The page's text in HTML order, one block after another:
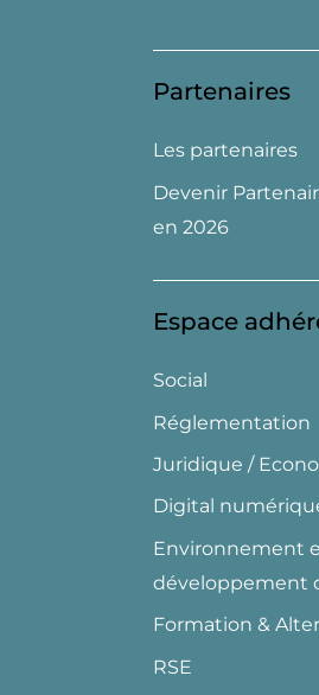
Partenaires
Les partenaires
Devenir
en 2026
Espace
Social
Réglementation
Juridique /
Digital
Environnement
développement
Formation &
RSE